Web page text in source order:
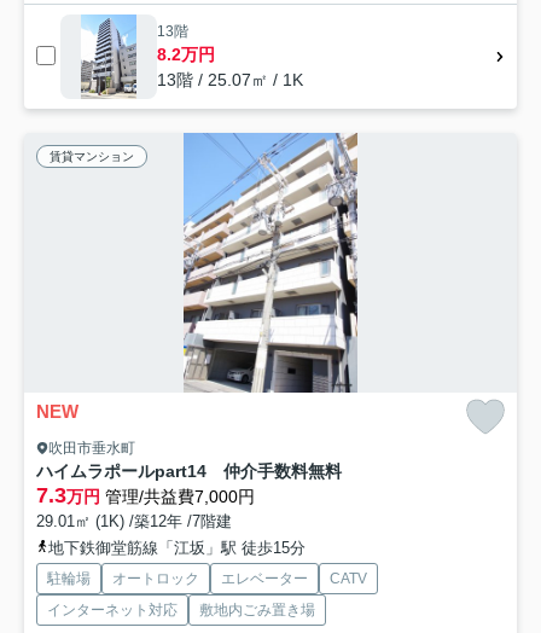
13階
8.2万円
13階 / 25.07㎡ / 1K
賃貸マンション
NEW
吹田市垂水町
ハイムラポールpart14 仲介手数料無料
7.3万円 管理/共益費7,000円
29.01㎡ (1K) /築12年 /7階建
地下鉄御堂筋線「江坂」駅 徒歩15分
駐輪場 オートロック エレベーター
CATV
インターネット対応
敷地内ごみ置き場